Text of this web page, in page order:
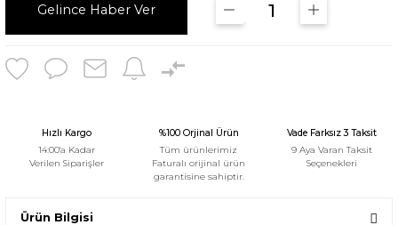
Gelince Haber Ver
Hızlı Kargo
14:00'a Kadar
Verilen Siparişler
%100 Orjinal Ürün
Tüm ürünlerimiz
Faturalı orijinal ürün
garantisine sahiptir.
Vade Farksız 3 Taksit
9 Aya Varan Taksit
Seçenekleri
Ürün Bilgisi